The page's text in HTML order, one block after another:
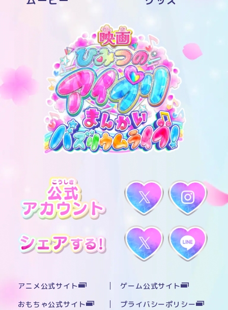
アニメ公式サイト
ゲーム公式サイト
おもちゃ公式サイト
プライバシーポリシー